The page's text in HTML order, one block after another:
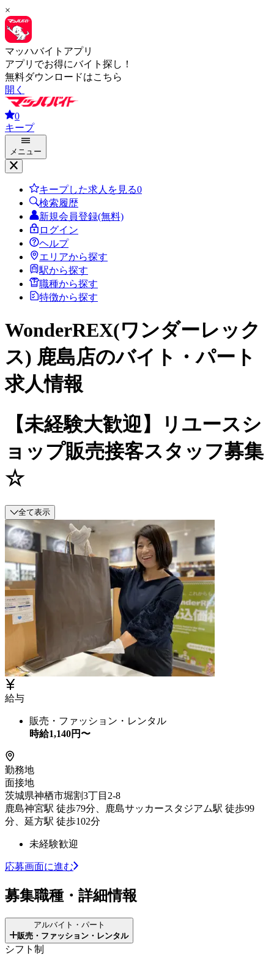
×
マッハバイトアプリ
アプリでお得にバイト探し！
無料ダウンロードはこちら
開く
0
キープ
メニュー
キープした求人を見る0
検索履歴
新規会員登録(無料)
ログイン
ヘルプ
エリアから探す
駅から探す
職種から探す
特徴から探す
WonderREX(ワンダーレック
ス) 鹿島店のバイト・パート
求人情報
【未経験大歓迎】リユースシ
ョップ販売接客スタッフ募集
☆
全て表示
給与
販売・ファッション・レンタル
時給1,140円〜
勤務地
面接地
茨城県神栖市堀割3丁目2-8
鹿島神宮駅 徒歩79分、鹿島サッカースタジアム駅 徒歩99
分、延方駅 徒歩102分
未経験歓迎
応募画面に進む
募集職種・詳細情報
アルバイト・パート
販売・ファッション・レンタル
シフト制